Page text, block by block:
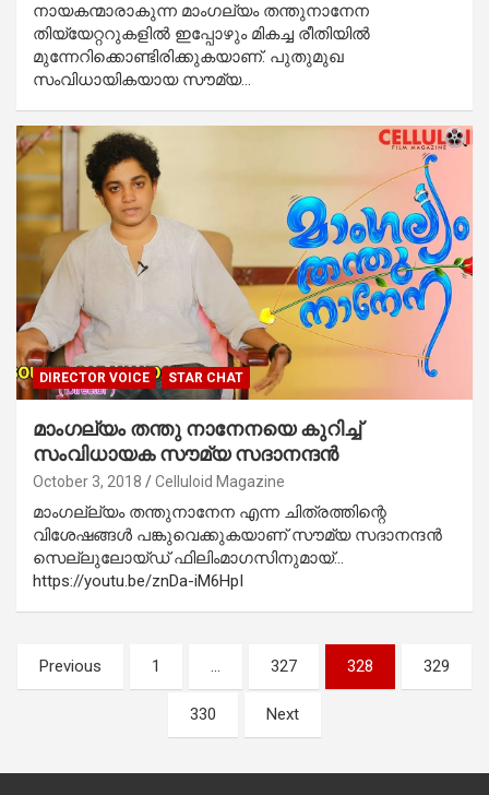
നായകന്മാരാകുന്ന മാംഗല്യം തന്തുനാനേന
തിയ്യേറ്ററുകളില്‍ ഇപ്പോഴും മികച്ച രീതിയില്‍
മുന്നേറിക്കൊണ്ടിരിക്കുകയാണ്. പുതുമുഖ
സംവിധായികയായ സൗമ്യ…
DIRECTOR VOICE STAR CHAT
മാംഗല്യം തന്തു നാനേനയെ കുറിച്ച്
സംവിധായക സൗമ്യ സദാനന്ദന്‍
October 3, 2018 Celluloid Magazine
മാംഗല്ല്യം തന്തുനാനേന എന്ന ചിത്രത്തിന്റെ
വിശേഷങ്ങള്‍ പങ്കുവെക്കുകയാണ് സൗമ്യ സദാനന്ദന്‍
സെല്ലുലോയ്ഡ് ഫിലിംമാഗസിനുമായ്…
https://youtu.be/znDa-iM6HpI
Posts
pagination
Previous 1 … 327 328 329
330 Next